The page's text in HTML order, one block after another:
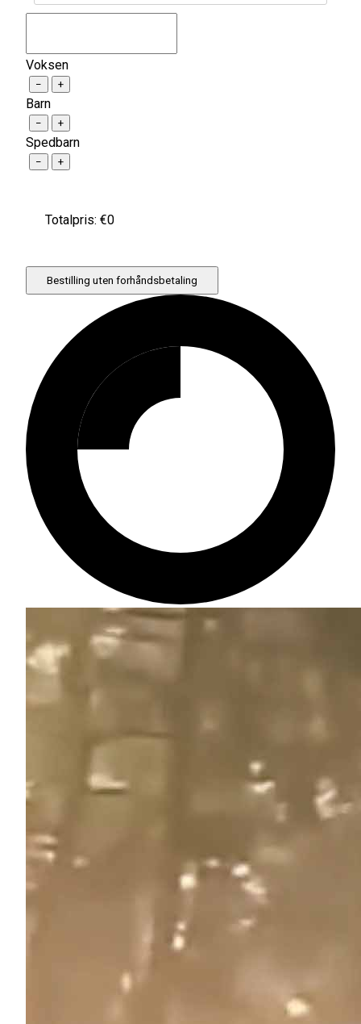
Voksen
− +
Barn
− +
Spedbarn
− +
Totalpris: €0
Bestilling uten forhåndsbetaling